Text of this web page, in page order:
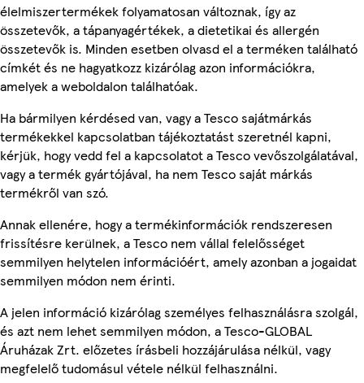
élelmiszertermékek folyamatosan változnak, így az
összetevők, a tápanyagértékek, a dietetikai és allergén
összetevők is. Minden esetben olvasd el a terméken található
címkét és ne hagyatkozz kizárólag azon információkra,
amelyek a weboldalon találhatóak.
Ha bármilyen kérdésed van, vagy a Tesco sajátmárkás
termékekkel kapcsolatban tájékoztatást szeretnél kapni,
kérjük, hogy vedd fel a kapcsolatot a Tesco vevőszolgálatával,
vagy a termék gyártójával, ha nem Tesco saját márkás
termékről van szó.
Annak ellenére, hogy a termékinformációk rendszeresen
frissítésre kerülnek, a Tesco nem vállal felelősséget
semmilyen helytelen információért, amely azonban a jogaidat
semmilyen módon nem érinti.
A jelen információ kizárólag személyes felhasználásra szolgál,
és azt nem lehet semmilyen módon, a Tesco-GLOBAL
Áruházak Zrt. előzetes írásbeli hozzájárulása nélkül, vagy
megfelelő tudomásul vétele nélkül felhasználni.